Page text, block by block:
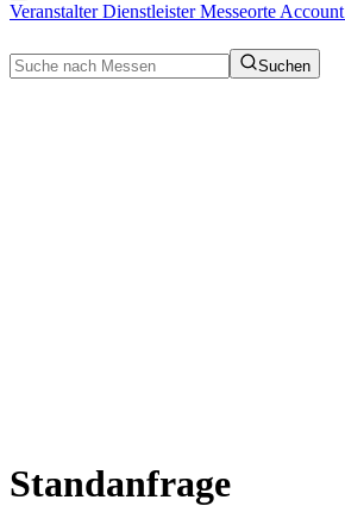
VeranstalterDienstleisterMesseorte Account
Suchen
Standanfrage